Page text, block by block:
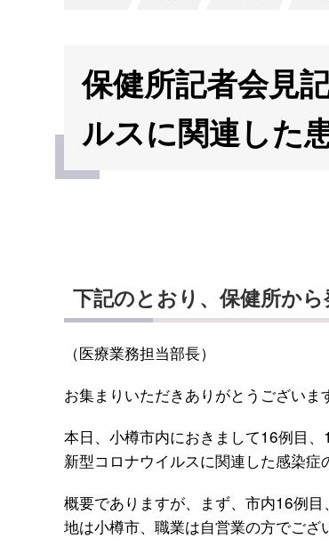
保健所記者会見
ルスに関連した
下記のとおり、保健所から
（医療業務担当部長）
お集まりいただきありがとうございま
本日、小樽市内におきまして16例目
新型コロナウイルスに関連した感染症
概要でありますが、まず、市内16例
地は小樽市、職業は自営業の方でござ